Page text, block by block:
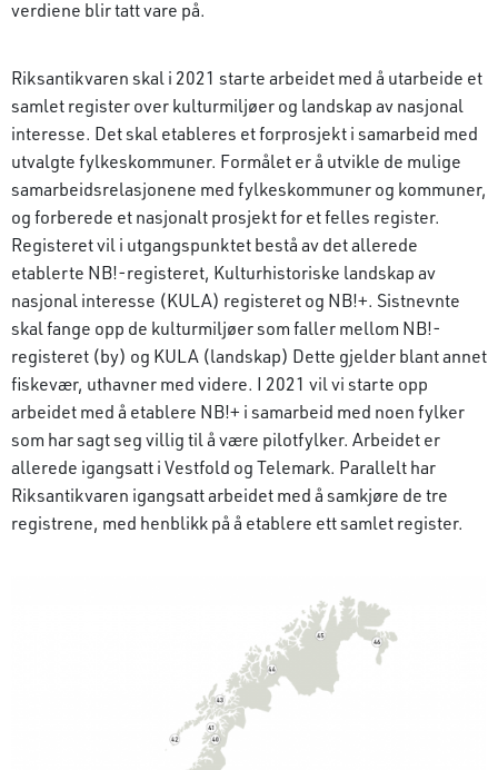
verdiene blir tatt vare på.
Riksantikvaren skal i 2021 starte arbeidet med å utarbeide et
samlet register over kulturmiljøer og landskap av nasjonal
interesse. Det skal etableres et forprosjekt i samarbeid med
utvalgte fylkeskommuner. Formålet er å utvikle de mulige
samarbeidsrelasjonene med fylkeskommuner og kommuner,
og forberede et nasjonalt prosjekt for et felles register.
Registeret vil i utgangspunktet bestå av det allerede
etablerte NB!-registeret, Kulturhistoriske landskap av
nasjonal interesse (KULA) registeret og NB!+. Sistnevnte
skal fange opp de kulturmiljøer som faller mellom NB!-
registeret (by) og KULA (landskap) Dette gjelder blant annet
fiskevær, uthavner med videre. I 2021 vil vi starte opp
arbeidet med å etablere NB!+ i samarbeid med noen fylker
som har sagt seg villig til å være pilotfylker. Arbeidet er
allerede igangsatt i Vestfold og Telemark. Parallelt har
Riksantikvaren igangsatt arbeidet med å samkjøre de tre
registrene, med henblikk på å etablere ett samlet register.